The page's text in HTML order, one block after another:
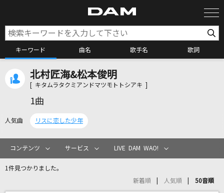
キーワード 曲名 歌手名 歌詞
カラオケ検索
カラオケリクエスト
北村匠海&松本俊明
[ キタムラタクミアンドマツモトトシアキ ]
1曲
人気曲 リスに恋した少年
コンテンツ サービス LIVE DAM WAO!
1件見つかりました。
新着順 人気順 50音順